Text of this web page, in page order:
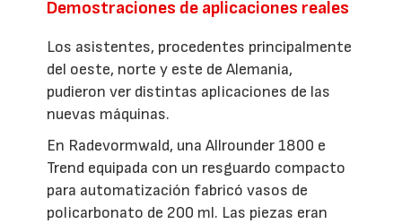
Demostraciones de aplicaciones reales
Los asistentes, procedentes principalmente
del oeste, norte y este de Alemania,
pudieron ver distintas aplicaciones de las
nuevas máquinas.
En Radevormwald, una Allrounder 1800 e
Trend equipada con un resguardo compacto
para automatización fabricó vasos de
policarbonato de 200 ml. Las piezas eran